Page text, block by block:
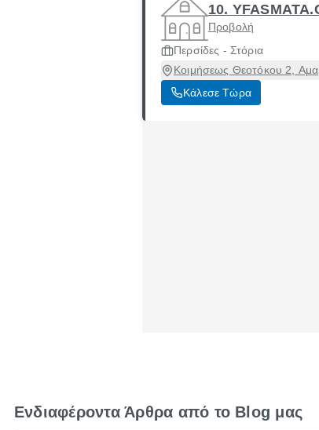
10.
Προβολή
Περσίδες - Στόρια
Κοιμήσεως Θεοτόκου 2,
Κάλεσε Τώρα
Ενδιαφέροντα Άρθρα από το Blog μας